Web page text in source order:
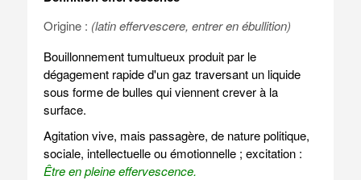
Origine : (latin effervescere, entrer en ébullition)
Bouillonnement tumultueux produit par le
dégagement rapide d'un gaz traversant un liquide
sous forme de bulles qui viennent crever à la
surface.
Agitation vive, mais passagère, de nature politique,
sociale, intellectuelle ou émotionnelle ; excitation :
Être en pleine effervescence.